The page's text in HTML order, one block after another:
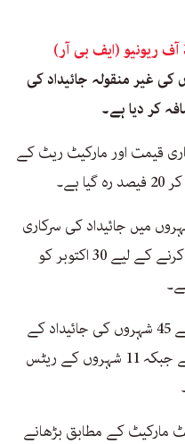
آف ریونیو (ایف بی آر)
56 بڑے شہروں کی غیر منقولہ جائیداد کی
کر دیا ہے۔
قیمت اور مارکیٹ ریٹ کے
جانب سے 56 بڑے شہروں میں جائیداد کی سرکاری
قیمت اور مارکیٹ ریٹ میں فرق کم کرنے کے لیے 30 اکتوبر کو
اس نوٹیفکیشن کے مطابق 56 میں سے 45 شہروں کی جائیداد کے
سرکاری ریٹ پانچ فیصد بڑھا دیے گئے جبکہ 11 شہروں کے ریٹس
مارکیٹ کے مطابق بڑھانے